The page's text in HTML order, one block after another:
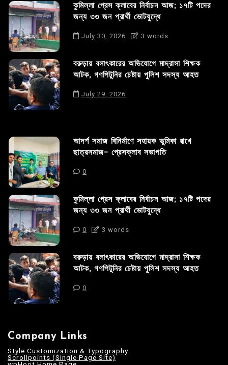
কুমিল্লা প্রেস ক্লাবের নির্বাচন আজ; ১৭টি পদের
জন্য ৩৩ জন প্রার্থী ভোটযুদ্ধে
July 30, 2026 3 words
বরুড়ায় বলাৎকারের অভিযোগে মাদ্রাসা শিক্ষক
আটক, গণপিটুনির চেষ্টায় পুলিশ সদস্য আহত
July 29, 2026
আদর্শ সমাজ বিনির্মাণে সহায়ক ভুমিকা রাখে
ছাত্রসমাজ- প্রেসক্লাব সভাপতি
0
কুমিল্লা প্রেস ক্লাবের নির্বাচন আজ; ১৭টি পদের
জন্য ৩৩ জন প্রার্থী ভোটযুদ্ধে
0 3 words
বরুড়ায় বলাৎকারের অভিযোগে মাদ্রাসা শিক্ষক
আটক, গণপিটুনির চেষ্টায় পুলিশ সদস্য আহত
0
Company Links
Style Customization & Typography
Scrollpoints (Single Page Site)